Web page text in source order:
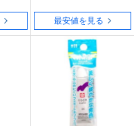
最安値を見る